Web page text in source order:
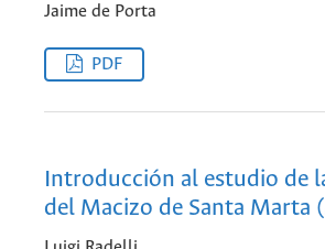
Jaime de Porta
PDF
Introducción al estudio de
del Macizo de Santa Marta